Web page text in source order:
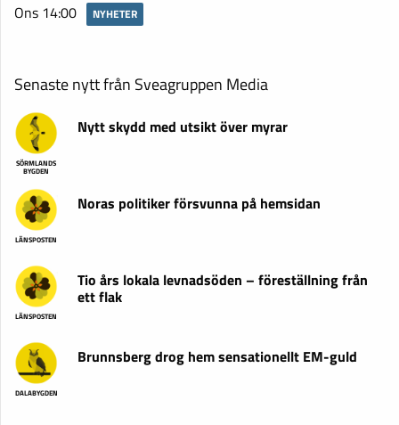
Ons 14:00
NYHETER
Senaste nytt från Sveagruppen Media
SÖRMLANDS
BYGDEN
Nytt skydd med utsikt över myrar
LÄNSPOSTEN
Noras politiker försvunna på hemsidan
LÄNSPOSTEN
Tio års lokala levnadsöden – föreställning från
ett flak
DALABYGDEN
Brunnsberg drog hem sensationellt EM-guld